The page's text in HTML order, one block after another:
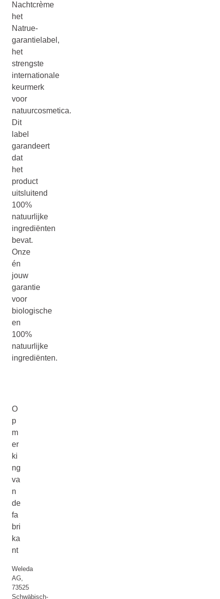
Nachtcrème
het
Natrue-
garantielabel,
het
strengste
internationale
keurmerk
voor
natuurcosmetica.
Dit
label
garandeert
dat
het
product
uitsluitend
100%
natuurlijke
ingrediënten
bevat.
Onze
én
jouw
garantie
voor
biologische
en
100%
natuurlijke
ingrediënten.
O
p
m
er
ki
ng
va
n
de
fa
bri
ka
nt
Weleda
AG,
73525
Schwäbisch-